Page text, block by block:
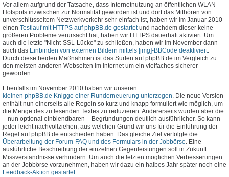
Vor allem aufgrund der Tatsache, dass Internetnutzung an öffentlichen WLAN-
Hotspots inzwischen zur Normalität geworden ist und dort das Mithören von
unverschlüsseltem Netzwerkverkehr sehr einfach ist, haben wir im Januar 2010
einen Testlauf mit HTTPS auf phpBB.de gestartetund nachdem dieser keine
größeren Probleme verursacht hat, haben wir HTTPS dauerhaft aktiviert. Um
auch die letzte "Nicht-SSL-Lücke" zu schließen, haben wir im November dann
auch das Einbinden von externen Bildern mittels [img]-BBCode deaktiviert.
Durch diese beiden Maßnahmen ist das Surfen auf phpBB.de im Vergleich zu
den meisten anderen Webseiten im Internet um ein vielfaches sicherer
geworden.
Ebenfalls im November 2010 haben wir unseren
kleinen phpBB.de Knigge einer Runderneuerung unterzogen. Die neue Version
enthält nun einerseits alle Regeln so kurz und knapp formuliert wie möglich, um
die Menge des zu lesenden Textes zu reduzieren. Andererseits wurden aber die
– nun optional einblendbaren – Begründungen deutlich ausführlicher. So kann
jeder leicht nachvollziehen, aus welchen Grund wir uns für die Einführung der
Regel auf phpBB.de entschieden haben. Das gleiche Ziel verfolgte die
Überarbeitung der Forum-FAQ und des Formulars in der Jobbörse. Eine
ausführliche Beschreibung der einzelnen Gegenleistungen soll in Zukunft
Missverständnisse verhindern. Um auch die letzten möglichen Verbesserungen
an der Jobbörse vorzunehmen, haben wir dazu ein halbes Jahr später noch eine
Feedback-Aktion gestartet.